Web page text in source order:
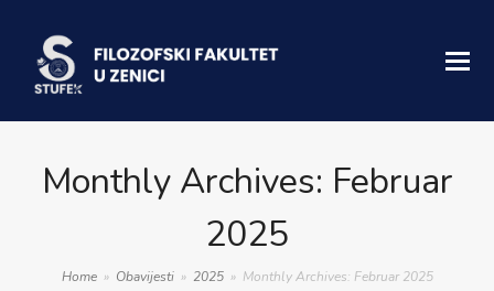
Monthly Archives: Februar
2025
Home » Obavijesti » 2025 » Monthly Archives: Februar 2025